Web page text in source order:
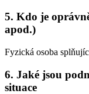
5. Kdo je
apod.)
Fyzická osoba
6. Jaké jsou
situace